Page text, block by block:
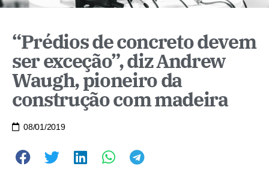
“Prédios de concreto devem
ser exceção”, diz Andrew
Waugh, pioneiro da
construção com madeira
08/01/2019